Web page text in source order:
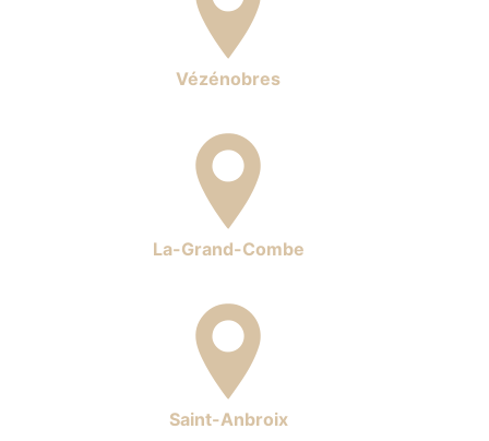
Vézénobres
La-Grand-Combe
Saint-Anbroix